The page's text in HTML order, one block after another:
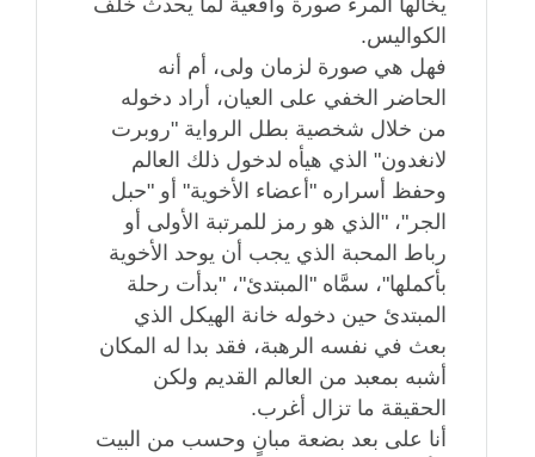
يخالها المرء صورة واقعية لما يحدث خلف
الكواليس.
فهل هي صورة لزمان ولى، أم أنه
الحاضر الخفي على العيان، أراد دخوله
من خلال شخصية بطل الرواية "روبرت
لانغدون" الذي هيأه لدخول ذلك العالم
وحفظ أسراره "أعضاء الأخوية" أو "حبل
الجر"، "الذي هو رمز للمرتبة الأولى أو
رباط المحبة الذي يجب أن يوحد الأخوية
بأكملها"، سمَّاه "المبتدئ"، "بدأت رحلة
المبتدئ حين دخوله خانة الهيكل الذي
بعث في نفسه الرهبة، فقد بدا له المكان
أشبه بمعبد من العالم القديم ولكن
الحقيقة ما تزال أغرب.
أنا على بعد بضعة مبانٍ وحسب من البيت